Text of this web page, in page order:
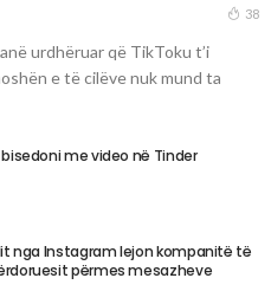
38
urdhëruar që TikToku t’i
e të cilëve nuk mund ta
me video në Tinder
nga Instagram lejon kompanitë të
përmes mesazheve